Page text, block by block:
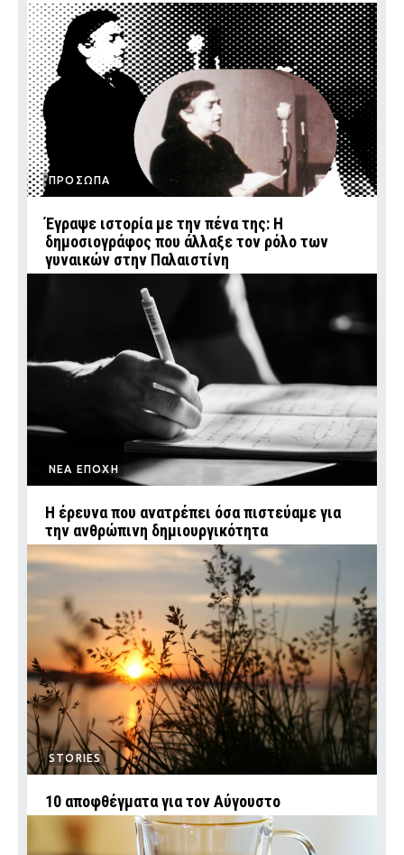
ΠΡΟΣΩΠΑ
Έγραψε ιστορία με την πένα της: Η
δημοσιογράφος που άλλαξε τον ρόλο των
γυναικών στην Παλαιστίνη
ΝΕΑ ΕΠΟΧΗ
Η έρευνα που ανατρέπει όσα πιστεύαμε για
την ανθρώπινη δημιουργικότητα
STORIES
10 αποφθέγματα για τον Αύγουστο